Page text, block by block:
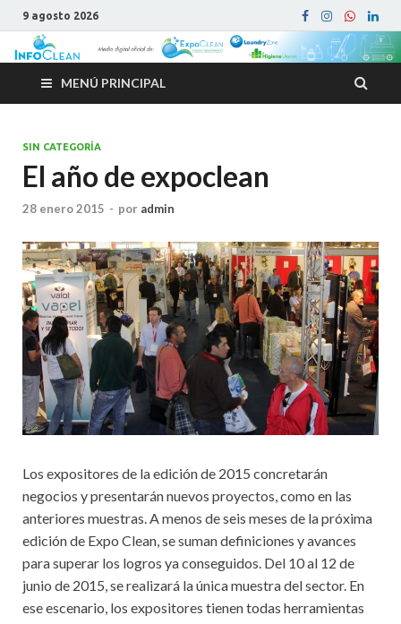
9 agosto 2026
MENÚ PRINCIPAL
SIN CATEGORÍA
El año de expoclean
28 enero 2015 - por admin
Los expositores de la edición de 2015 concretarán
negocios y presentarán nuevos proyectos, como en las
anteriores muestras. A menos de seis meses de la próxima
edición de Expo Clean, se suman definiciones y avances
para superar los logros ya conseguidos. Del 10 al 12 de
junio de 2015, se realizará la única muestra del sector. En
ese escenario, los expositores tienen todas herramientas